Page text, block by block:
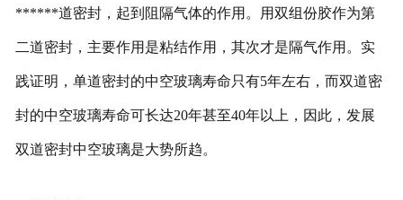
******道密封，起到阻隔气体的作用。用双组份胶作为第
二道密封，主要作用是粘结作用，其次才是隔气作用。实
践证明，单道密封的中空玻璃寿命只有5年左右，而双道密
封的中空玻璃寿命可长达20年甚至40年以上，因此，发展
双道密封中空玻璃是大势所趋。